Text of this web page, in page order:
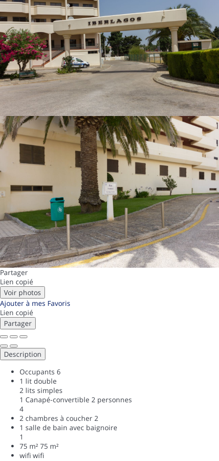
Partager
Lien copié
Voir photos
Ajouter à mes Favoris
Lien copié
Partager
Description
Occupants 6
1 lit double
2 lits simples
1 Canapé-convertible 2 personnes
4
2 chambres à coucher 2
1 salle de bain avec baignoire
1
75 m² 75 m²
wifi wifi